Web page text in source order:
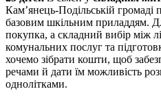
Кам’янець-Подільській громаді
базовим шкільним приладдям.
покупка, а складний вибір між
комунальних послуг та
хочемо зібрати кошти, щоб
речами й дати їм можливість
однолітками.